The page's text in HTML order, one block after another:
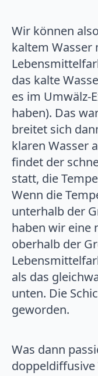
Wir können
kaltem Wasser
das kalte
es im Umwälz-
haben). Das
breitet sich
klaren Wasser
findet der
statt, die
Wenn die
unterhalb der
haben wir eine
oberhalb der
als das
unten. Die
geworden.
Was dann